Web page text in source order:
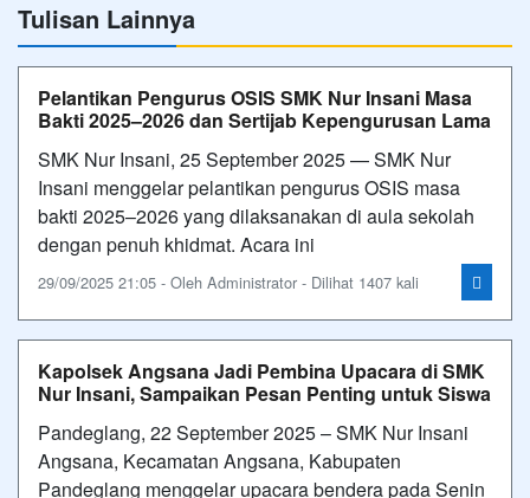
Tulisan Lainnya
Pelantikan Pengurus OSIS SMK Nur Insani Masa
Bakti 2025–2026 dan Sertijab Kepengurusan Lama
SMK Nur Insani, 25 September 2025 — SMK Nur
Insani menggelar pelantikan pengurus OSIS masa
bakti 2025–2026 yang dilaksanakan di aula sekolah
dengan penuh khidmat. Acara ini
29/09/2025 21:05 - Oleh Administrator - Dilihat 1407 kali
Kapolsek Angsana Jadi Pembina Upacara di SMK
Nur Insani, Sampaikan Pesan Penting untuk Siswa
Pandeglang, 22 September 2025 – SMK Nur Insani
Angsana, Kecamatan Angsana, Kabupaten
Pandeglang menggelar upacara bendera pada Senin